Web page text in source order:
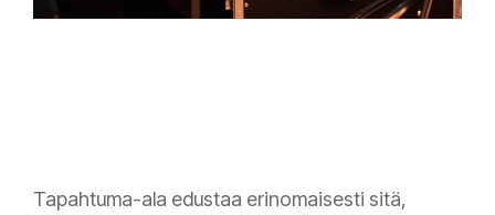
Tapahtuma-ala edustaa erinomaisesti sitä,